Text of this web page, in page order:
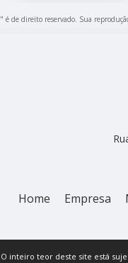
" é de direito reservado. Sua
Home Empresa
O inteiro teor deste site está